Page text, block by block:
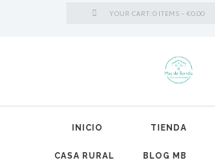
YOUR CART: 0 ITEMS -€0.00
INICIO TIENDA
CASA RURAL BLOG MB